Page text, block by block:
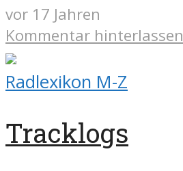
vor 17 Jahren
Kommentar hinterlassen
Radlexikon M-Z
Tracklogs